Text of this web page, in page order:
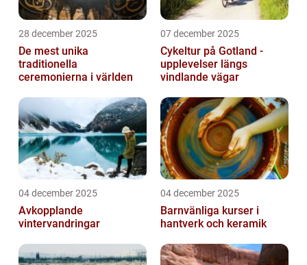
28 december 2025
De mest unika
traditionella
ceremonierna i världen
07 december 2025
Cykeltur på Gotland -
upplevelser längs
vindlande vägar
04 december 2025
Avkopplande
vintervandringar
04 december 2025
Barnvänliga kurser i
hantverk och keramik